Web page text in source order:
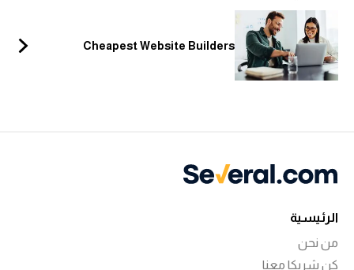
ضد
ضد
Cheapest Website Builders
الرئيسية
من نحن
كن شريكا معنا